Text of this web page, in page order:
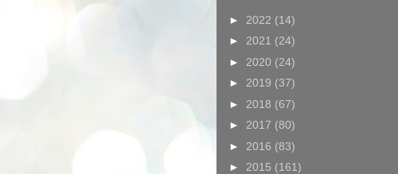
► 2022 (14)
► 2021 (24)
► 2020 (24)
► 2019 (37)
► 2018 (67)
► 2017 (80)
► 2016 (83)
► 2015 (161)